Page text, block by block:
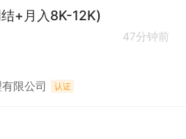
+月入8K-12K)
47分钟前
限公司 认证